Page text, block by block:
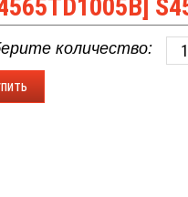
количество: